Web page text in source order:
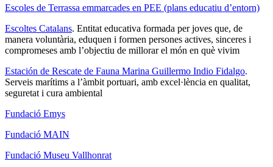
Escoles de Terrassa emmarcades en PEE (plans educatiu d’entorn)
Escoltes Catalans. Entitat educativa formada per joves que, de
manera voluntària, eduquen i formen persones actives, sinceres i
compromeses amb l’objectiu de millorar el món en què vivim
Estación de Rescate de Fauna Marina Guillermo Indio Fidalgo.
Serveis marítims a l’àmbit portuari, amb excel·lència en qualitat,
seguretat i cura ambiental
Fundació Emys
Fundació MAIN
Fundació Museu Vallhonrat